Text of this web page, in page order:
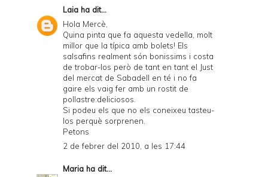
Laia ha dit...
Hola Mercè,
Quina pinta que fa aquesta vedella, molt
millor que la típica amb bolets! Els
salsafins realment són bonissims i costa
de trobar-los però de tant en tant el Just
del mercat de Sabadell en té i no fa
gaire els vaig fer amb un rostit de
pollastre:deliciosos.
Si podeu els que no els coneixeu tasteu-
los perquè sorprenen.
Petons
2 de febrer del 2010, a les 17:44
Maria ha dit...